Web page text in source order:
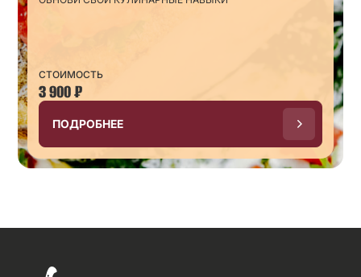
СТОИМОСТЬ
3 900₽
ПОДРОБНЕЕ